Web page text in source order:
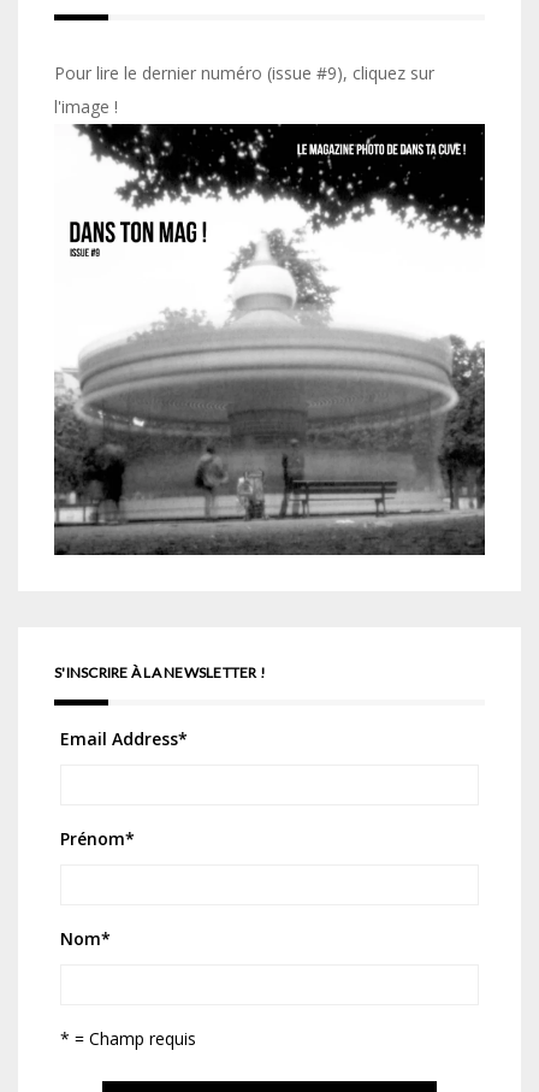
Pour lire le dernier numéro (issue #9), cliquez sur
l'image !
S'INSCRIRE À LA NEWSLETTER !
Email Address*
Prénom*
Nom*
* = Champ requis